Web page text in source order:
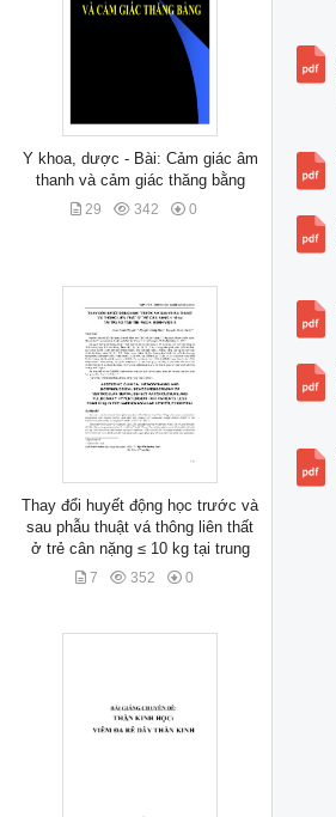
Y khoa, dược - Bài: Cảm giác âm
thanh và cảm giác thăng bằng
29 342 0
Thay đổi huyết động học trước và
sau phẫu thuật vá thông liên thất
ở trẻ cân nặng ≤ 10 kg tại trung
7 352 0